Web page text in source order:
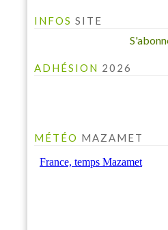
INFOS SITE
ADHÉSION 2026
MÉTÉO MAZAMET